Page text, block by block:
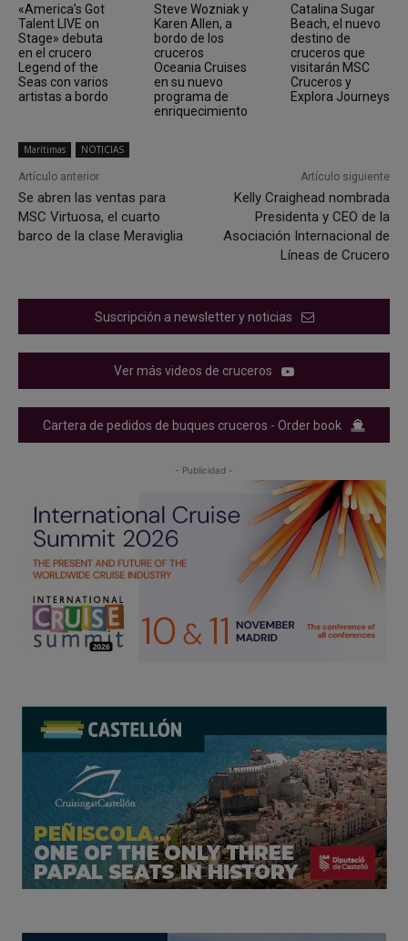
«America’s Got
Talent LIVE on
Stage» debuta
en el crucero
Legend of the
Seas con varios
artistas a bordo
Steve Wozniak y
Karen Allen, a
bordo de los
cruceros
Oceania Cruises
en su nuevo
programa de
enriquecimiento
Catalina Sugar
Beach, el nuevo
destino de
cruceros que
visitarán MSC
Cruceros y
Explora Journeys
Marítimas NOTICIAS
Artículo anterior
Se abren las ventas para
MSC Virtuosa, el cuarto
barco de la clase Meraviglia
Artículo siguiente
Kelly Craighead nombrada
Presidenta y CEO de la
Asociación Internacional de
Líneas de Crucero
Suscripción a newsletter y noticias
Ver más videos de cruceros
Cartera de pedidos de buques cruceros - Order book
- Publicidad -